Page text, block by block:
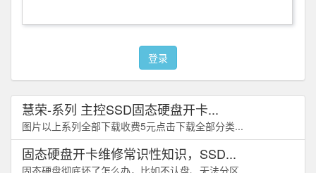
登录
慧荣-系列 主控SSD固态硬盘开卡...
图片以上系列全部下载收费5元点击下载全部分类...
固态硬盘开卡维修常识性知识，SSD...